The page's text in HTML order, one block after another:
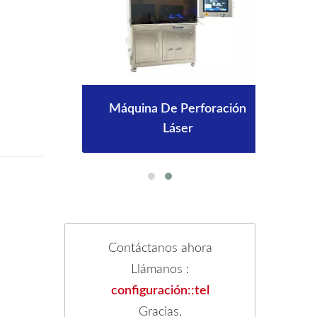
Máquina De Perforación
Láser
Contáctanos ahora
Llámanos :
configuración::tel
Gracias.